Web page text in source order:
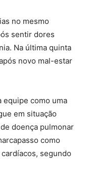
no mesmo
sentir dores
Na última quinta
novo mal-estar
equipe como uma
em situação
doença pulmonar
como
segundo